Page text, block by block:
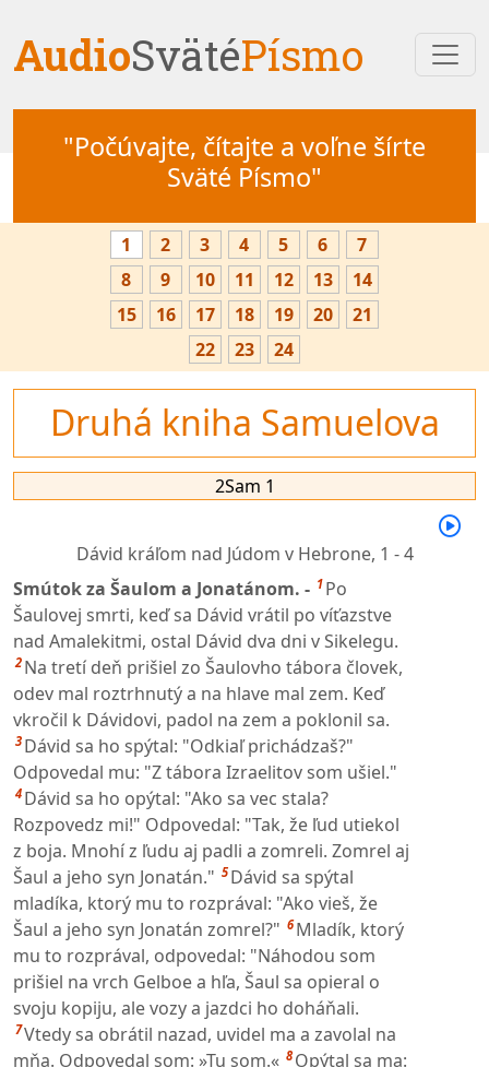
AudioSvätéPísmo
"Počúvajte, čítajte a voľne šírte
Sväté Písmo"
1 2 3 4 5 6
7
8
9 10 11 12 13
14
15
16 17 18 19 20
21
22
23 24
Druhá kniha Samuelova
2Sam 1
Dávid kráľom nad Júdom v Hebrone, 1 - 4
Smútok za Šaulom a Jonatánom. - 1 Po
Šaulovej smrti, keď sa Dávid vrátil po víťazstve
nad Amalekitmi, ostal Dávid dva dni v Sikelegu.
2 Na tretí deň prišiel zo Šaulovho tábora človek,
odev mal roztrhnutý a na hlave mal zem. Keď
vkročil k Dávidovi, padol na zem a poklonil sa.
3 Dávid sa ho spýtal: "Odkiaľ prichádzaš?"
Odpovedal mu: "Z tábora Izraelitov som ušiel."
4 Dávid sa ho opýtal: "Ako sa vec stala?
Rozpovedz mi!" Odpovedal: "Tak, že ľud utiekol
z boja. Mnohí z ľudu aj padli a zomreli. Zomrel aj
Šaul a jeho syn Jonatán." 5 Dávid sa spýtal
mladíka, ktorý mu to rozprával: "Ako vieš, že
Šaul a jeho syn Jonatán zomrel?" 6 Mladík, ktorý
mu to rozprával, odpovedal: "Náhodou som
prišiel na vrch Gelboe a hľa, Šaul sa opieral o
svoju kopiju, ale vozy a jazdci ho doháňali.
7Vtedy sa obrátil nazad, uvidel ma a zavolal na
mňa. Odpovedal som: »Tu som.« 8 Opýtal sa ma: